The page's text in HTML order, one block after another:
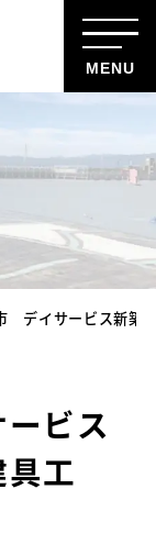
MENU
デイサービス新
ビス
工